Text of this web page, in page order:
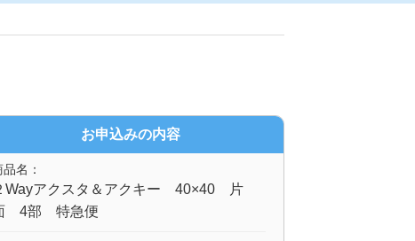
お申込みの内容
名：
Wayアクスタ＆アクキー 40×40 片
4部 特急便